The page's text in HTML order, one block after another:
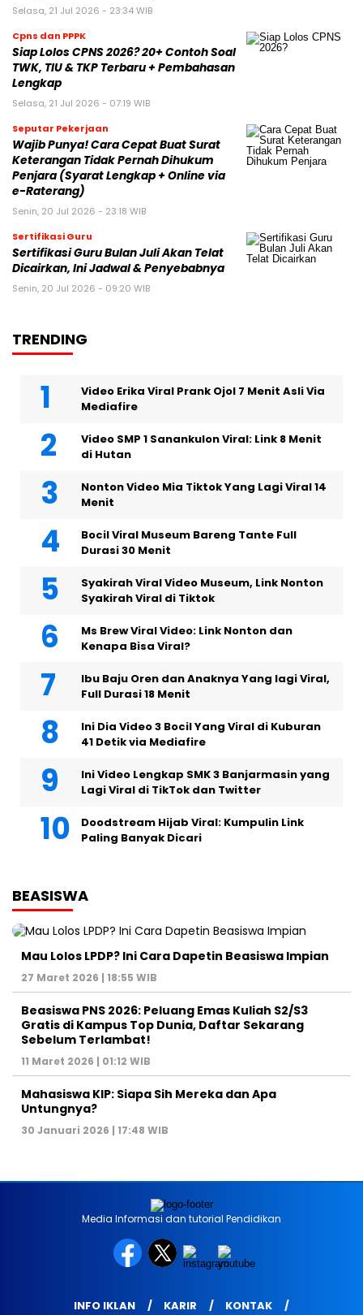
Selasa, 21 Jul 2026 - 23:34 WIB
Cpns dan PPPK
Siap Lolos CPNS 2026? 20+ Contoh Soal
TWK, TIU & TKP Terbaru + Pembahasan
Lengkap
Selasa, 21 Jul 2026 - 07:19 WIB
Seputar Pekerjaan
Wajib Punya! Cara Cepat Buat Surat
Keterangan Tidak Pernah Dihukum
Penjara (Syarat Lengkap + Online via
e-Raterang)
Senin, 20 Jul 2026 - 23:18 WIB
Sertifikasi Guru
Sertifikasi Guru Bulan Juli Akan Telat
Dicairkan, Ini Jadwal & Penyebabnya
Senin, 20 Jul 2026 - 09:20 WIB
TRENDING
Video Erika Viral Prank Ojol 7 Menit Asli Via
Mediafire
Video SMP 1 Sanankulon Viral: Link 8 Menit
di Hutan
Nonton Video Mia Tiktok Yang Lagi Viral 14
Menit
Bocil Viral Museum Bareng Tante Full
Durasi 30 Menit
Syakirah Viral Video Museum, Link Nonton
Syakirah Viral di Tiktok
Ms Brew Viral Video: Link Nonton dan
Kenapa Bisa Viral?
Ibu Baju Oren dan Anaknya Yang lagi Viral,
Full Durasi 18 Menit
Ini Dia Video 3 Bocil Yang Viral di Kuburan
41 Detik via Mediafire
Ini Video Lengkap SMK 3 Banjarmasin yang
Lagi Viral di TikTok dan Twitter
Doodstream Hijab Viral: Kumpulin Link
Paling Banyak Dicari
BEASISWA
Mau Lolos LPDP? Ini Cara Dapetin Beasiswa Impian
27 Maret 2026 | 18:55 WIB
Beasiswa PNS 2026: Peluang Emas Kuliah S2/S3
Gratis di Kampus Top Dunia, Daftar Sekarang
Sebelum Terlambat!
11 Maret 2026 | 01:12 WIB
Mahasiswa KIP: Siapa Sih Mereka dan Apa
Untungnya?
30 Januari 2026 | 17:48 WIB
Media Informasi dan tutorial Pendidikan
INFO IKLAN KARIR KONTAK